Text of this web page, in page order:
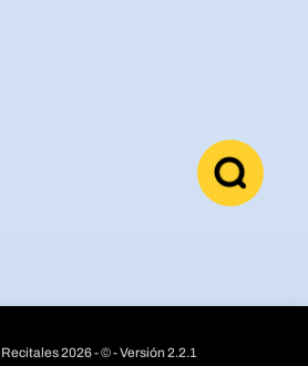
2026 - © - Versión 2.2.1